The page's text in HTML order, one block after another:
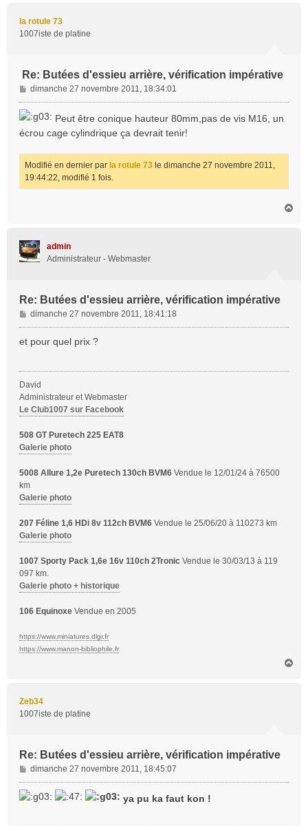
la rotule 73
1007iste de platine
Re: Butées d'essieu arrière, vérification impérative
M
e
s
a
e
dimanche 27 novembre 2011, 18:34:01
Peut être conique hauteur 80mm,pas de vis M16, un
écrou cage cylindrique ça devrait tenir!
Modifié en dernier par la rotule 73 le dimanche 27 novembre 2011,
19:44:22, modifié 1 fois.
admin
Administrateur - Webmaster
Re: Butées d'essieu arrière, vérification impérative
M
e
s
e
dimanche 27 novembre 2011, 18:41:18
et pour quel prix ?
David
Administrateur et Webmaster
Le Club1007 sur Facebook
508 GT Puretech 225 EAT8
Galerie photo
5008 Allure 1,2e Puretech 130ch BVM6 Vendue le 12/01/24 à 76500
km
Galerie photo
207 Féline 1,6 HDi 8v 112ch BVM6 Vendue le 25/06/20 à 110273 km
Galerie photo
1007 Sporty Pack 1,6e 16v 110ch 2Tronic Vendue le 30/03/13 à 119
097 km.
Galerie photo + historique
106 Equinoxe Vendue en 2005
https://www.miniatures.dlgr.fr
https://www.manon-bibliophile.fr
Zeb34
1007iste de platine
Re: Butées d'essieu arrière, vérification impérative
M
e
s
dimanche 27 novembre 2011, 18:45:07
ya pu ka faut kon !